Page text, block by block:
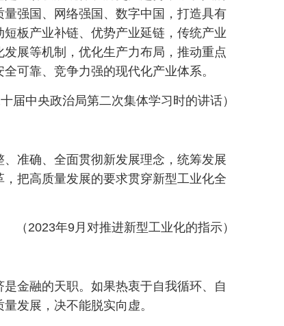
强国、网络强国、数字中国，打造具有
板产业补链、优势产业延链，传统产业
展等机制，优化生产力布局，推动重点
可靠、竞争力强的现代化产业体系。
届中央政治局第二次集体学习时的讲话）
准确、全面贯彻新发展理念，统筹发展
把高质量发展的要求贯穿新型工业化全
（2023年9月对推进新型工业化的指示）
金融的天职。如果热衷于自我循环、自
发展，决不能脱实向虚。